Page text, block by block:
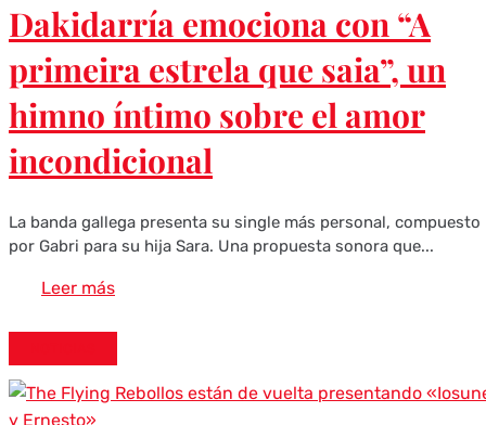
Dakidarría emociona con “A
primeira estrela que saia”, un
himno íntimo sobre el amor
incondicional
La banda gallega presenta su single más personal, compuesto
por Gabri para su hija Sara. Una propuesta sonora que...
Leer más